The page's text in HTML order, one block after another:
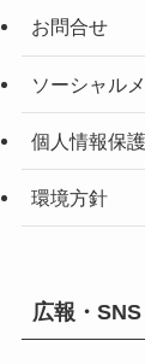
お問合せ
ソーシャル
個人情報保
環境方針
広報・SNS